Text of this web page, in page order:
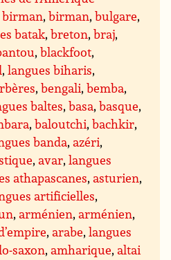
birman,birman,bulgare,
batak,breton,braj,
,blackfoot,
,langues biharis,
,bengali,bemba,
baltes,basa,basque,
,baloutchi,bachkir,
banda,azéri,
,avar,langues
athapascanes,asturien,
artificielles,
,arménien,arménien,
,arabe,langues
saxon,amharique,altai